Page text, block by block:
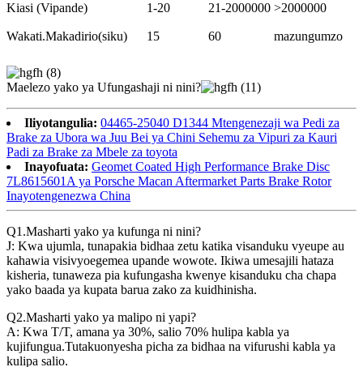
Kiasi (Vipande) 1-20 21-2000000 >2000000
Wakati.Makadirio(siku) 15 60 mazungumzo
Maelezo yako ya Ufungashaji ni nini?
Iliyotangulia: 04465-25040 D1344 Mtengenezaji wa Pedi za
Brake za Ubora wa Juu Bei ya Chini Sehemu za Vipuri za Kauri
Padi za Brake za Mbele za toyota
Inayofuata: Geomet Coated High Performance Brake Disc
7L8615601A ya Porsche Macan Aftermarket Parts Brake Rotor
Inayotengenezwa China
Q1.Masharti yako ya kufunga ni nini?
J: Kwa ujumla, tunapakia bidhaa zetu katika visanduku vyeupe au
kahawia visivyoegemea upande wowote. Ikiwa umesajili hataza
kisheria, tunaweza pia kufungasha kwenye kisanduku cha chapa
yako baada ya kupata barua zako za kuidhinisha.
Q2.Masharti yako ya malipo ni yapi?
A: Kwa T/T, amana ya 30%, salio 70% hulipa kabla ya
kujifungua.Tutakuonyesha picha za bidhaa na vifurushi kabla ya
kulipa salio.